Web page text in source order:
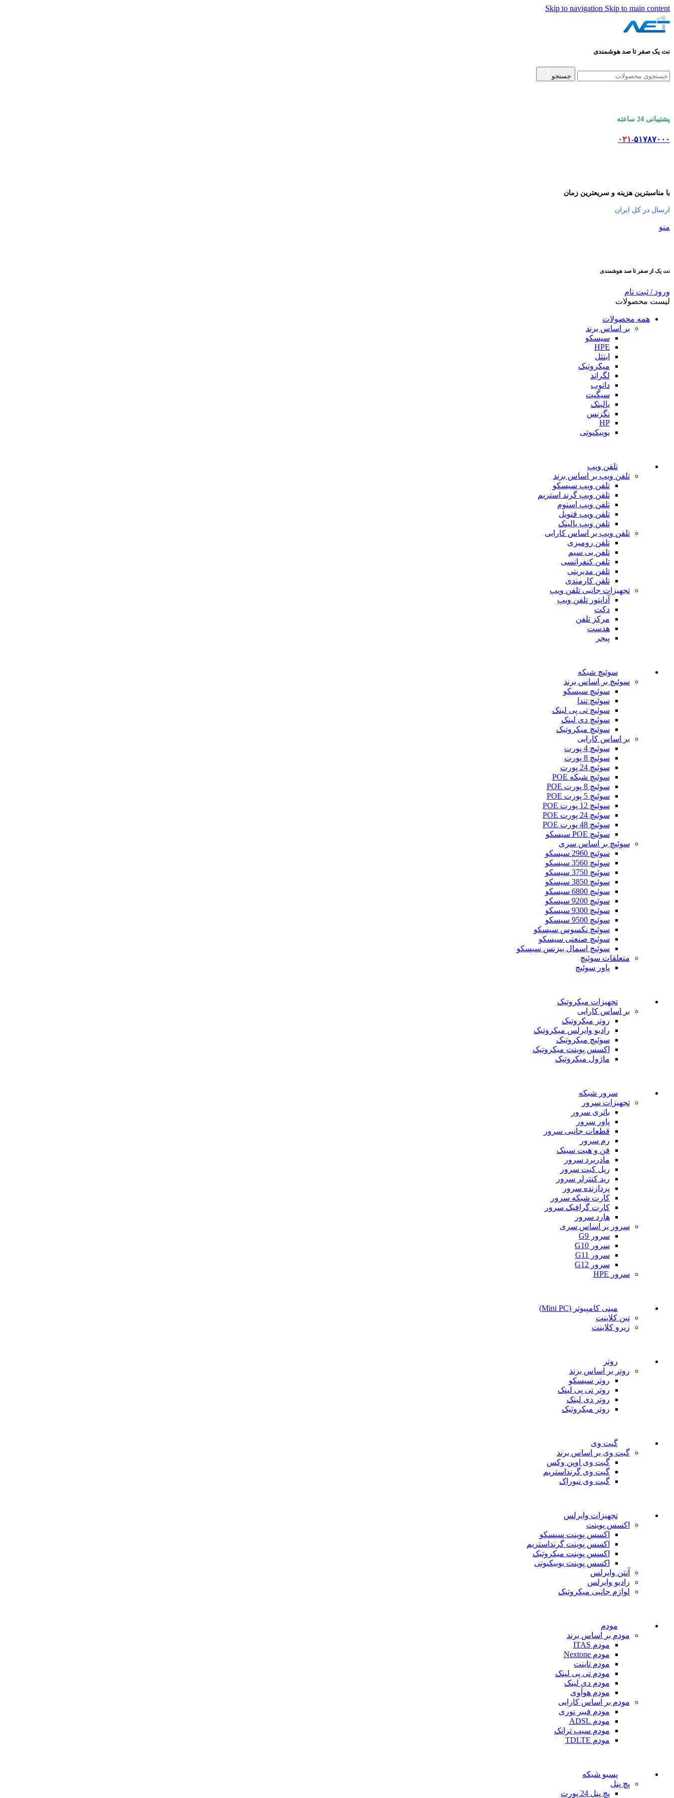
Skip to navigation Skip to main content
نت یک صفر تا صد هوشمندی
جستجو
پشتیبانی 24 ساعته
۰۲۱-۵۱۷۸۷۰۰۰
با مناسبترین هزینه و سریعترین زمان
ارسال در کل ایران
منو
نت یک از صفر تا صد هوشمندی
ورود / ثبت نام
لیست محصولات
همه محصولات
بر اساس برند
سیسکو
HPE
اینتل
میکروتیک
لگراند
دانوب
سیگیت
یالینک
نگزنس
HP
یوبیکیوتی
تلفن ویپ
تلفن ویپ بر اساس برند
تلفن ویپ سیسکو
تلفن ویپ گرند استریم
تلفن ویپ اسنوم
تلفن ویپ فنویل
تلفن ویپ یالینک
تلفن ویپ بر اساس کارایی
تلفن رومیزی
تلفن بی سیم
تلفن کنفرانسی
تلفن مدیریتی
تلفن کارمندی
تجهیزات جانبی تلفن ویپ
آداپتور تلفن ویپ
دکت
مرکز تلفن
هدست
پیجر
سوئیچ شبکه
سوئیچ بر اساس برند
سوئیچ سیسکو
سوئیچ تندا
سوئیچ تی پی لینک
سوئیچ دی لینک
سوئیچ میکروتیک
بر اساس کارایی
سوئیچ 4 پورت
سوئیچ 8 پورت
سوئیچ 24 پورت
سوئیچ شبکه POE
سوئیچ 8 پورت POE
سوئیچ 5 پورت POE
سوئیچ 12 پورت POE
سوئیچ 24 پورت POE
سوئیچ 48 پورت POE
سوئیچ POE سیسکو
سوئیچ بر اساس سری
سوئیچ 2960 سیسکو
سوئیچ 3560 سیسکو
سوئیچ 3750 سیسکو
سوئیچ 3850 سیسکو
سوئیچ 6800 سیسکو
سوئیچ 9200 سیسکو
سوئیچ 9300 سیسکو
سوئیچ 9500 سیسکو
سوئیچ نکسوس سیسکو
سوئیچ صنعتی سیسکو
سوئیچ اسمال بیزنس سیسکو
متعلقات سوئیچ
پاور سوئیچ
تجهیزات میکروتیک
بر اساس کارایی
روتر میکروتیک
رادیو وایرلس میکروتیک
سوئیچ میکروتیک
اکسس پوینت میکروتیک
ماژول میکروتیک
سرور شبکه
تجهیزات سرور
باتری سرور
پاور سرور
قطعات جانبی سرور
رم سرور
فن و هیت سینک
مادربرد سرور
ریل کیت سرور
رید کنترلر سرور
پردازنده سرور
کارت شبکه سرور
کارت گرافیک سرور
هارد سرور
سرور بر اساس سری
سرور G9
سرور G10
سرور G11
سرور G12
سرور HPE
مینی کامپیوتر (Mini PC)
تین کلاینت
زیرو کلاینت
روتر
روتر بر اساس برند
روتر سیسکو
روتر تی پی لینک
روتر دی لینک
روتر میکروتیک
گیت وی
گیت وی بر اساس برند
گیت وی اوپن وکس
گیت وی گرنداستریم
گیت وی نیوراک
تجهیزات وایرلس
اکسس پوینت
اکسس پوینت سیسکو
اکسس پوینت گرنداستریم
اکسس پوینت میکروتیک
اکسس پوینت یوبیکیوتی
آنتن وایرلس
رادیو وایرلس
لوازم جانبی میکروتیک
مودم
مودم بر اساس برند
مودم ITAS
مودم Nextone
مودم تاینت
مودم تی پی لینک
مودم دی لینک
مودم هوآوی
مودم بر اساس کارایی
مودم فیبر نوری
مودم ADSL
مودم سیپ ترانک
مودم TDLTE
پسیو شبکه
پچ پنل
پچ پنل 24 پورت